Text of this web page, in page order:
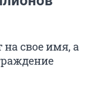
свое имя, а